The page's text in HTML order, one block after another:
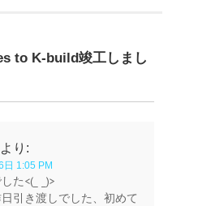
to K-build竣工しまし
より:
1:05 PM
た<(_ _)>
引き渡しでした、初めて